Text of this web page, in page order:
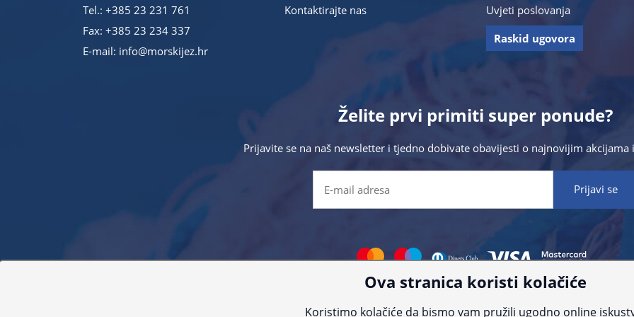
Tel.: +385 23 231 761
Fax: +385 23 234 337
E-mail: info@morskijez.hr
Kontaktirajte nas
Uvjeti poslovanja
Raskid ugovora
Želite prvi primiti super ponude?
Prijavite se na naš newsletter i tjedno dobivate obavijesti o najnovijim akcijama
proizvoda. Za najažurnije informacije kontaktirajte nas putem telefona:+385 23 231 761ili e-
Ova stranica koristi kolačiće
Koristimo kolačiće da bismo vam pružili ugodno online